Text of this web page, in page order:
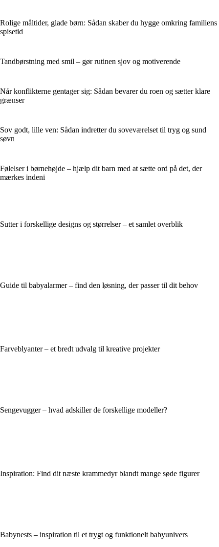
Rolige måltider, glade børn: Sådan skaber du hygge omkring familiens
spisetid
Tandbørstning med smil – gør rutinen sjov og motiverende
Når konflikterne gentager sig: Sådan bevarer du roen og sætter klare
grænser
Sov godt, lille ven: Sådan indretter du soveværelset til tryg og sund
søvn
Følelser i børnehøjde – hjælp dit barn med at sætte ord på det, der
mærkes indeni
Sutter i forskellige designs og størrelser – et samlet overblik
Guide til babyalarmer – find den løsning, der passer til dit behov
Farveblyanter – et bredt udvalg til kreative projekter
Sengevugger – hvad adskiller de forskellige modeller?
Inspiration: Find dit næste krammedyr blandt mange søde figurer
Babynests – inspiration til et trygt og funktionelt babyunivers